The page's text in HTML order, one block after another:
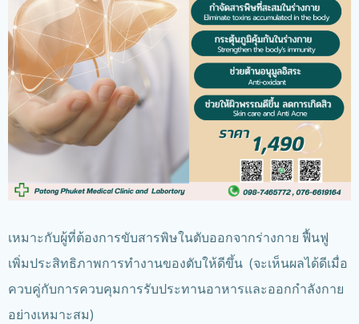
เหมาะกับผู้ที่ต้องการขับสารพิษในตับออกจากร่างกาย ฟื้นฟู
เพิ่มประสิทธิภาพการทำงานของตับให้ดีขึ้น (จะเห็นผลได้ดีเมื่อ
ควบคู่กับการควบคุมการรับประทานอาหารและออกกำลังกาย
อย่างเหมาะสม)